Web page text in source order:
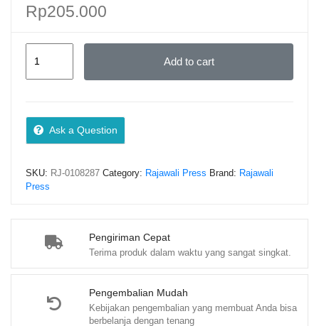
Pengiriman Cepat
Terima produk dalam waktu yang sangat singkat.
Pengembalian Mudah
Kebijakan pengembalian yang membuat Anda bisa
berbelanja dengan tenang
Rp205.000
Industri
Hulu
Studi
di
Wilayah
(Riau,
Aceh,
Add to cart
Ask a Question
SKU: RJ-0108287 Category: Rajawali Press Brand: Rajawali
Press